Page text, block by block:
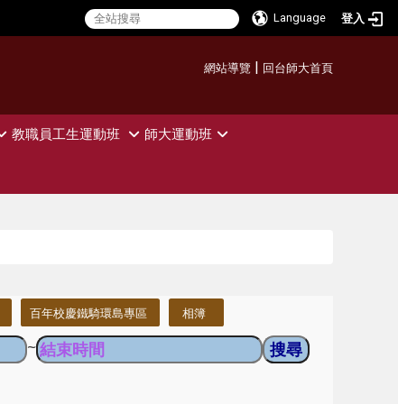
Language 登入
網站導覽 | 回台師大首頁
教職員工生運動班 師大運動班
百年校慶鐵騎環島專區 相簿
~